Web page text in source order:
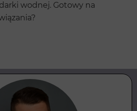
wodnej. Gotowy na